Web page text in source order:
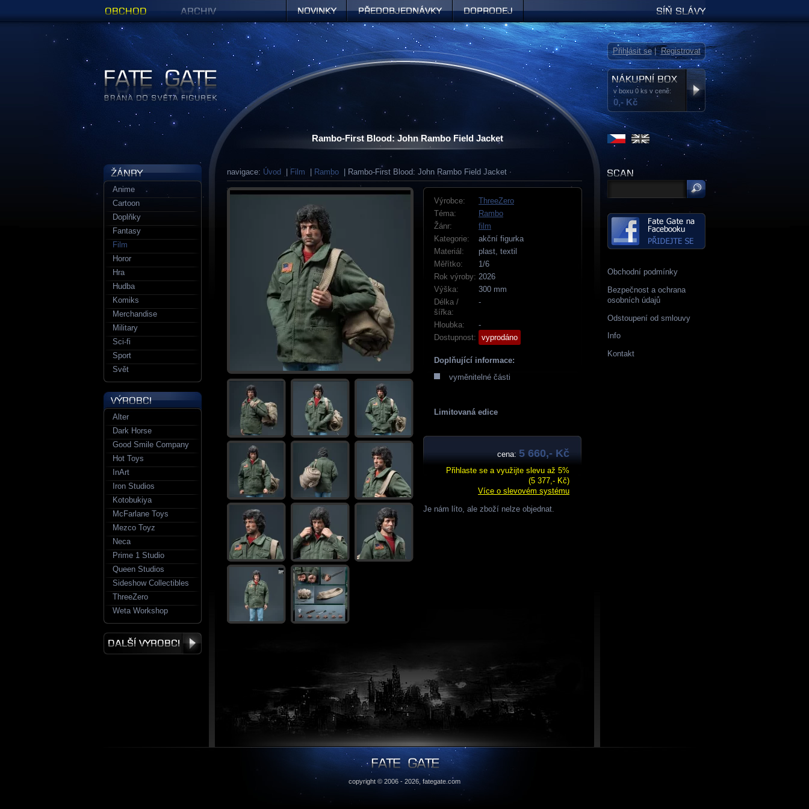
Rambo-First Blood: John Rambo Field Jacket
navigace: Úvod Film Rambo | Rambo-First Blood: John Rambo Field Jacket
Výrobce:
ThreeZero
Téma:
Rambo
Žánr:
film
Kategorie:
akční figurka
Materiál:
plast, textil
Měřítko:
1/6
Rok výroby: 2026
Výška:
300 mm
Délka /
šířka:
-
Hloubka:
-
Dostupnost:
vyprodáno
Doplňující informace:
vyměnitelné části
Limitovaná edice
cena: 5 660,- Kč
Přihlaste se a využijte slevu až 5%
(5 377,- Kč)
Více o slevovém systému
Je nám líto, ale zboží nelze objednat.
Obchodní podmínky
Bezpečnost a ochrana
osobních údajů
Odstoupení od smlouvy
Info
Kontakt
Anime
Cartoon
Doplňky
Fantasy
Film
Horor
Hra
Hudba
Komiks
Merchandise
Military
Sci-fi
Sport
Svět
Alter
Dark Horse
Good Smile Company
Hot Toys
InArt
Iron Studios
Kotobukiya
McFarlane Toys
Mezco Toyz
Neca
Prime 1 Studio
Queen Studios
Sideshow Collectibles
ThreeZero
Weta Workshop
Figurky a sošky | Fate Gate
v boxu 0 ks v ceně:
0,- Kč
Přihlásit se|Registrovat
Předobjednávky Síň slávy
copyright © 2006 - 2026, fategate.com